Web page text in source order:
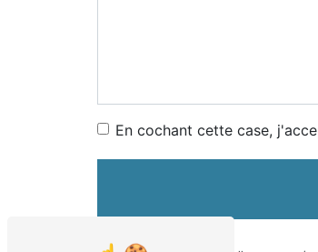
En cochant cette case,